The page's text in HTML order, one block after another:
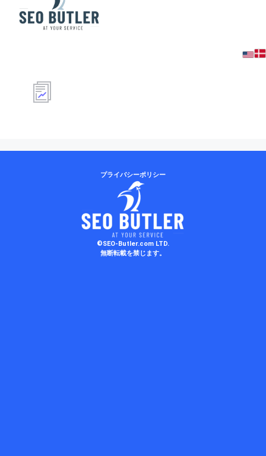
coding-icon_stats
プライバシーポリシー
©SEO-Butler.com LTD.
無断転載を禁じます。